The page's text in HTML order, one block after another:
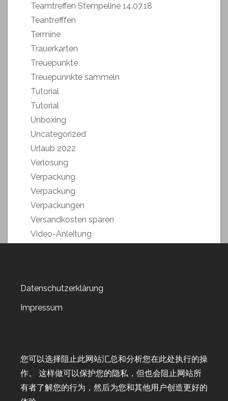
Teamtreffen Stempeline 14.07.18
Teantrefffen
Termine
Trauerkarten
Treuepunkte
Treuepunnkte sammeln
Tutorial
Tutorial
Unboxing
Uncategorized
Urlaub 2022
Verlosung
Verpackung
Verpackung
Verpackungen
Versandkosten sparen
Video-Anleitung
Weltkartenbasteltag 2019
Weltkartenbasteltag 2020
Workshop
Workshop-Goodies
Workshop-Termine
Datenschutzerklärung
Impressum
您可以选择阻止此网站汇总和分析您在此处执行的操
作。 这样做可以保护您的隐私，但也会阻止网站所
有者了解您的行为，然后为您和其他用户创造更好的